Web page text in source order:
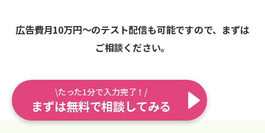
広告費月10万円〜のテスト配信も可能ですので、まずは
ご相談ください。
\たった1分で入力完了！/
まずは無料で相談してみる